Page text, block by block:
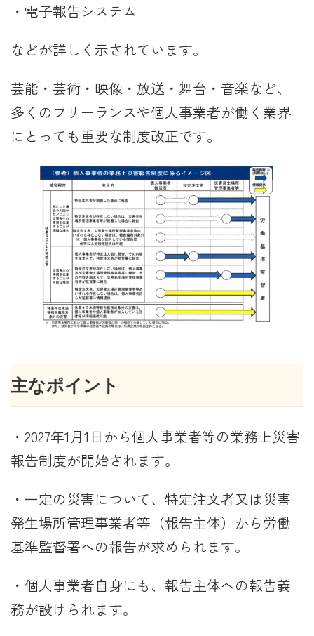
・電子報告システム
などが詳しく示されています。
芸能・芸術・映像・放送・舞台・音楽など、
多くのフリーランスや個人事業者が働く業界
にとっても重要な制度改正です。
主なポイント
・2027年1月1日から個人事業者等の業務上災害
報告制度が開始されます。
・一定の災害について、特定注文者又は災害
発生場所管理事業者等（報告主体）から労働
基準監督署への報告が求められます。
・個人事業者自身にも、報告主体への報告義
務が設けられます。